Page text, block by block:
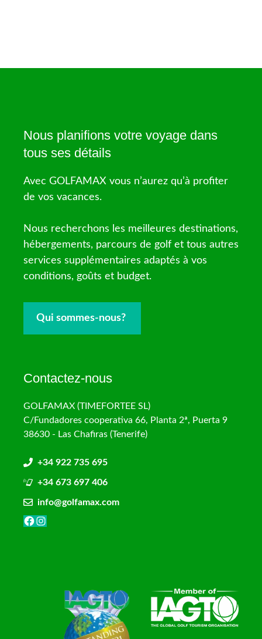
Nous planifions votre voyage dans
tous ses détails
Avec GOLFAMAX vous n’aurez qu’à profiter
de vos vacances.
Nous recherchons les meilleures destinations,
hébergements, parcours de golf et tous autres
services supplémentaires adaptés à vos
conditions, goûts et budget.
Qui sommes-nous?
Contactez-nous
GOLFAMAX (TIMEFORTEE SL)
C/Fundadores cooperativa 66, Planta 2ª, Puerta 9
38630 - Las Chafiras (Tenerife)
+34 922 735 695
+34 673 697 406
info@golfamax.com
Facebook
Instagram